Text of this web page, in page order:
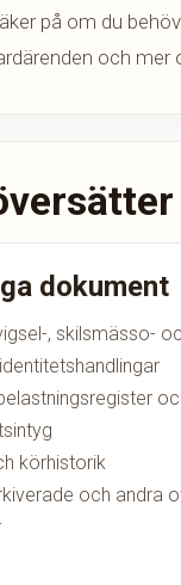
på om du
och mer
dokument
, skilsmässo-
körhistorik
och andra